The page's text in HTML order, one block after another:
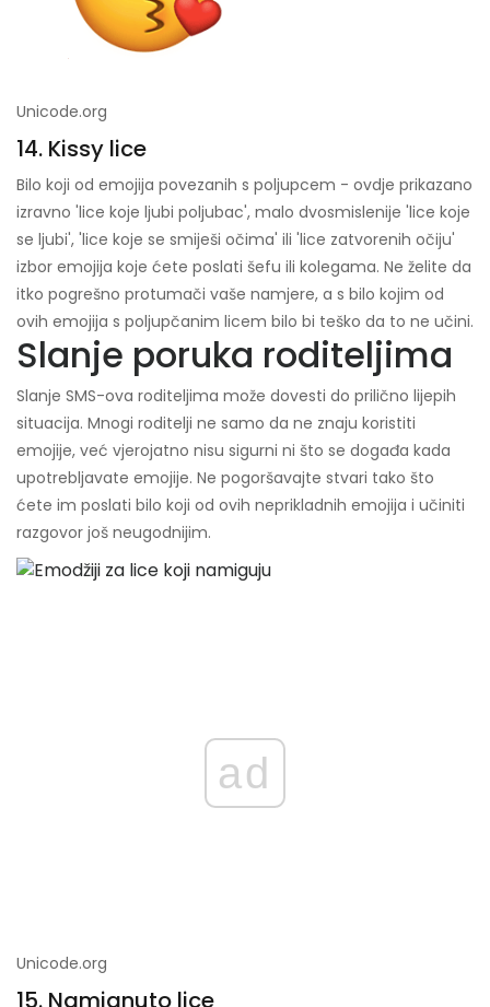
Unicode.org
14. Kissy lice
Bilo koji od emojija povezanih s poljupcem - ovdje prikazano
izravno 'lice koje ljubi poljubac', malo dvosmislenije 'lice koje
se ljubi', 'lice koje se smiješi očima' ili 'lice zatvorenih očiju'
izbor emojija koje ćete poslati šefu ili kolegama. Ne želite da
itko pogrešno protumači vaše namjere, a s bilo kojim od
ovih emojija s poljupčanim licem bilo bi teško da to ne učini.
Slanje poruka roditeljima
Slanje SMS-ova roditeljima može dovesti do prilično lijepih
situacija. Mnogi roditelji ne samo da ne znaju koristiti
emojije, već vjerojatno nisu sigurni ni što se događa kada
upotrebljavate emojije. Ne pogoršavajte stvari tako što
ćete im poslati bilo koji od ovih neprikladnih emojija i učiniti
razgovor još neugodnijim.
ad
Unicode.org
15. Namignuto lice